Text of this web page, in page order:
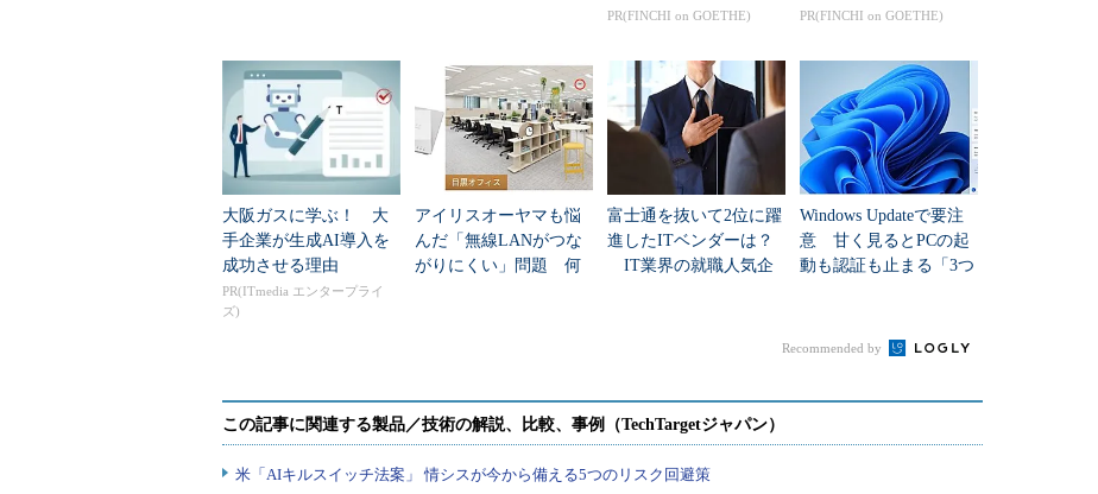
PR(FINCHI on GOETHE) PR(FINCHI on GOETHE)
大阪ガスに学ぶ！ 大
手企業が生成AI導入を
成功させる理由
PR(ITmedia エンタープライ
ズ)
アイリスオーヤマも悩
んだ「無線LANがつな
がりにくい」問題 何
富士通を抜いて2位に躍
進したITベンダーは？
IT業界の就職人気企
Windows Updateで要注
意 甘く見るとPCの起
動も認証も止まる「3つ
Recommended by